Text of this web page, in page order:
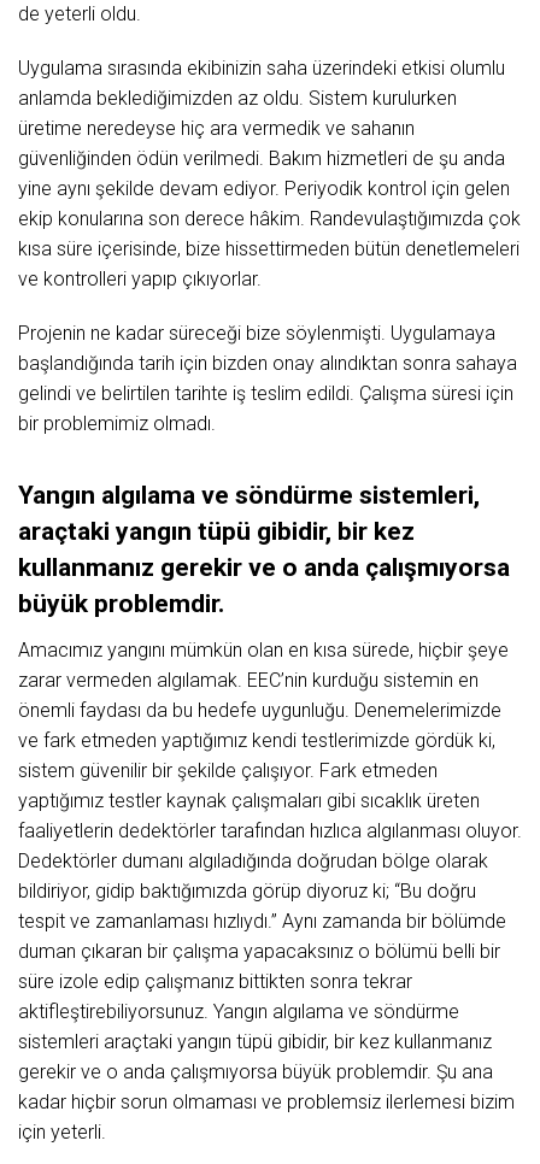
de yeterli oldu.
Uygulama sırasında ekibinizin saha üzerindeki etkisi olumlu
anlamda beklediğimizden az oldu. Sistem kurulurken
üretime neredeyse hiç ara vermedik ve sahanın
güvenliğinden ödün verilmedi. Bakım hizmetleri de şu anda
yine aynı şekilde devam ediyor. Periyodik kontrol için gelen
ekip konularına son derece hâkim. Randevulaştığımızda çok
kısa süre içerisinde, bize hissettirmeden bütün denetlemeleri
ve kontrolleri yapıp çıkıyorlar.
Projenin ne kadar süreceği bize söylenmişti. Uygulamaya
başlandığında tarih için bizden onay alındıktan sonra sahaya
gelindi ve belirtilen tarihte iş teslim edildi. Çalışma süresi için
bir problemimiz olmadı.
Yangın algılama ve söndürme sistemleri,
araçtaki yangın tüpü gibidir, bir kez
kullanmanız gerekir ve o anda çalışmıyorsa
büyük problemdir.
Amacımız yangını mümkün olan en kısa sürede, hiçbir şeye
zarar vermeden algılamak. EEC’nin kurduğu sistemin en
önemli faydası da bu hedefe uygunluğu. Denemelerimizde
ve fark etmeden yaptığımız kendi testlerimizde gördük ki,
sistem güvenilir bir şekilde çalışıyor. Fark etmeden
yaptığımız testler kaynak çalışmaları gibi sıcaklık üreten
faaliyetlerin dedektörler tarafından hızlıca algılanması oluyor.
Dedektörler dumanı algıladığında doğrudan bölge olarak
bildiriyor, gidip baktığımızda görüp diyoruz ki; “Bu doğru
tespit ve zamanlaması hızlıydı.” Aynı zamanda bir bölümde
duman çıkaran bir çalışma yapacaksınız o bölümü belli bir
süre izole edip çalışmanız bittikten sonra tekrar
aktifleştirebiliyorsunuz. Yangın algılama ve söndürme
sistemleri araçtaki yangın tüpü gibidir, bir kez kullanmanız
gerekir ve o anda çalışmıyorsa büyük problemdir. Şu ana
kadar hiçbir sorun olmaması ve problemsiz ilerlemesi bizim
için yeterli.